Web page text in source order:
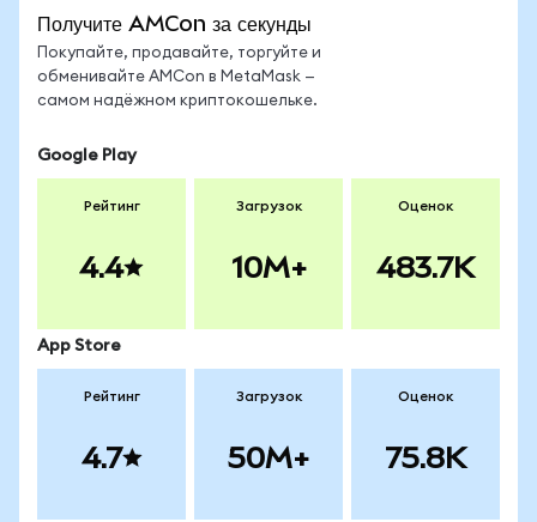
Получите AMCon за секунды
Покупайте, продавайте, торгуйте и
обменивайте AMCon в MetaMask —
самом надёжном криптокошельке.
Google Play
Рейтинг
4.4
Загрузок
10M+
Оценок
483.7K
App Store
Рейтинг
4.7
Загрузок
50M+
Оценок
75.8K